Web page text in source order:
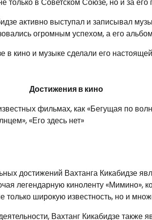
активно выступал и записывал
огромным успехом, а его
в кино и музыке сделали его
Достижения в кино
фильмах, как «Бегущая по
«Его здесь нет»
достижений Вахтанга Кикабидзе
легендарную киноленту «Мимино»,
только широкую известность, но и
Вахтанг Кикабидзе также